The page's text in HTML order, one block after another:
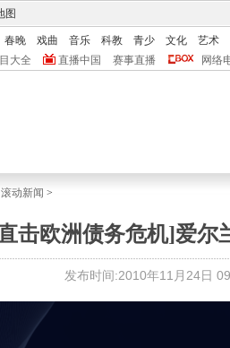
图
春晚 戏曲 音乐 科教 青少 文化
艺术
大全 直播中国 赛事直播 网络
动新闻 >
击欧洲债务危机]爱尔
发布时间:2010年11月24日